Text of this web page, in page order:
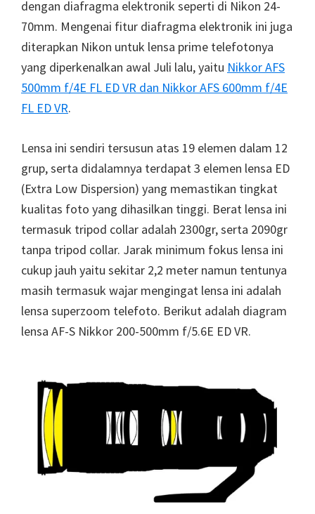
dengan diafragma elektronik seperti di Nikon 24-
70mm. Mengenai fitur diafragma elektronik ini juga
diterapkan Nikon untuk lensa prime telefotonya
yang diperkenalkan awal Juli lalu, yaitu Nikkor AFS
500mm f/4E FL ED VR dan Nikkor AFS 600mm f/4E
FL ED VR.
Lensa ini sendiri tersusun atas 19 elemen dalam 12
grup, serta didalamnya terdapat 3 elemen lensa ED
(Extra Low Dispersion) yang memastikan tingkat
kualitas foto yang dihasilkan tinggi. Berat lensa ini
termasuk tripod collar adalah 2300gr, serta 2090gr
tanpa tripod collar. Jarak minimum fokus lensa ini
cukup jauh yaitu sekitar 2,2 meter namun tentunya
masih termasuk wajar mengingat lensa ini adalah
lensa superzoom telefoto. Berikut adalah diagram
lensa AF-S Nikkor 200-500mm f/5.6E ED VR.